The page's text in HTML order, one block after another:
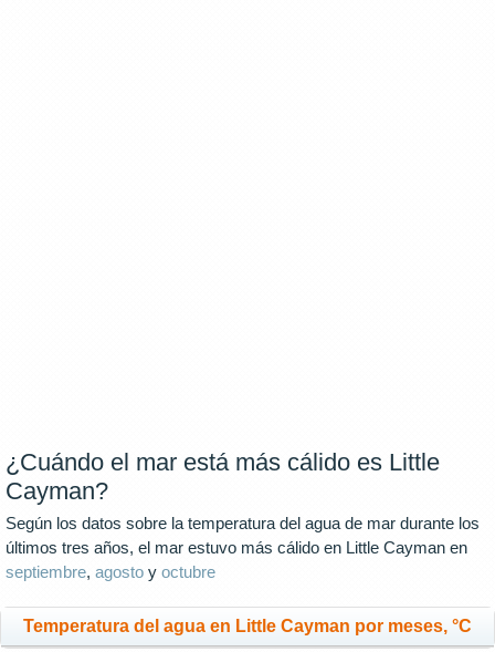
¿Cuándo el mar está más cálido es Little
Cayman?
Según los datos sobre la temperatura del agua de mar durante los
últimos tres años, el mar estuvo más cálido en Little Cayman en
septiembre, agosto y octubre
Temperatura del agua en Little Cayman por meses, °C